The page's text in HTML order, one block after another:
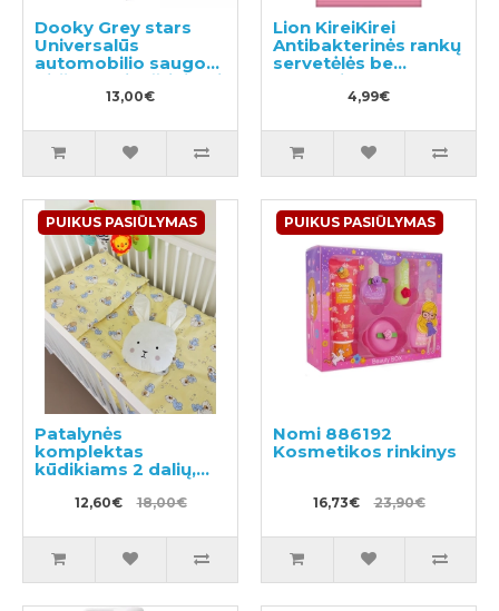
Dooky Grey stars
Universalūs
automobilio saugos
diržų paminkštinimai
13,00€
Lion KireiKirei
Antibakterinės rankų
servetėlės be
alkoholio 10vnt
4,99€
PUIKUS PASIŪLYMAS
Patalynės
komplektas
kūdikiams 2 dalių,
100x135/40x60 cm
12,60€ 18,00€
PUIKUS PASIŪLYMAS
Nomi 886192
Kosmetikos rinkinys
16,73€ 23,90€